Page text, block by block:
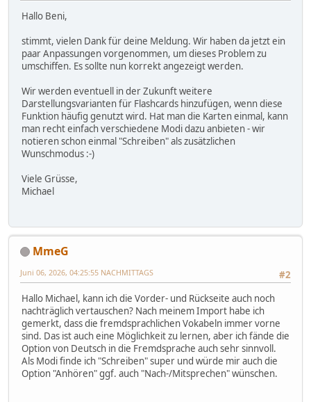
Hallo Beni,
stimmt, vielen Dank für deine Meldung. Wir haben da jetzt ein
paar Anpassungen vorgenommen, um dieses Problem zu
umschiffen. Es sollte nun korrekt angezeigt werden.
Wir werden eventuell in der Zukunft weitere
Darstellungsvarianten für Flashcards hinzufügen, wenn diese
Funktion häufig genutzt wird. Hat man die Karten einmal, kann
man recht einfach verschiedene Modi dazu anbieten - wir
notieren schon einmal "Schreiben" als zusätzlichen
Wunschmodus :-)
Viele Grüsse,
Michael
MmeG
#2
Juni 06, 2026, 04:25:55 NACHMITTAGS
Hallo Michael, kann ich die Vorder- und Rückseite auch noch
nachträglich vertauschen? Nach meinem Import habe ich
gemerkt, dass die fremdsprachlichen Vokabeln immer vorne
sind. Das ist auch eine Möglichkeit zu lernen, aber ich fände die
Option von Deutsch in die Fremdsprache auch sehr sinnvoll.
Als Modi finde ich "Schreiben" super und würde mir auch die
Option "Anhören" ggf. auch "Nach-/Mitsprechen" wünschen.